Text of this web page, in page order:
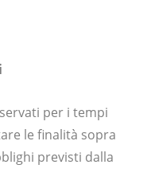
per i tempi
le finalità sopra
previsti dalla